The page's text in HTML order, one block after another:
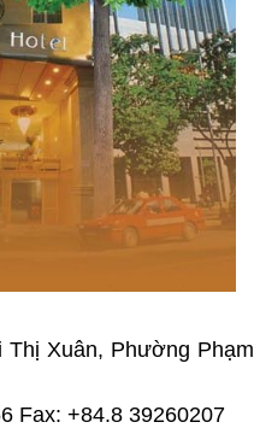
Xuân, Phường Phạm
Fax: +84.8 39260207